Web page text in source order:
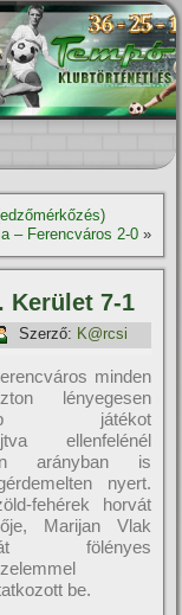
– Ferencváros 2-0»
Kerület 7-1
Szerző: K@rcsi
minden
lényegesen
játékot
ellenfelénél
arányban is
nyert.
fehérek horvát
Marijan Vlak
fölényes
be.